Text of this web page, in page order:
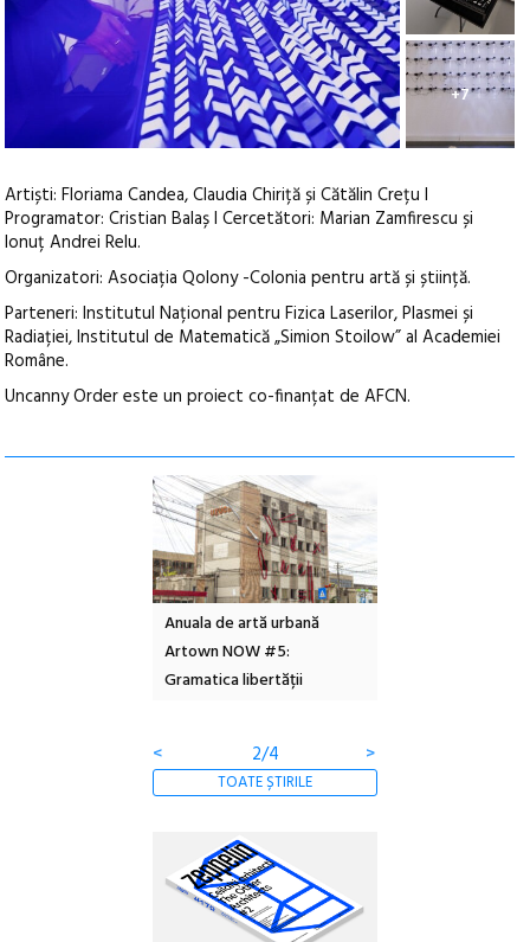
+7
Artiști: Floriama Candea, Claudia Chiriță și Cătălin Crețu I
Programator: Cristian Balaș I Cercetători: Marian Zamfirescu și
Ionuț Andrei Relu.
Organizatori: Asociația Qolony -Colonia pentru artă și știință.
Parteneri: Institutul Național pentru Fizica Laserilor, Plasmei și
Radiației, Institutul de Matematică „Simion Stoilow” al Academiei
Române.
Uncanny Order este un proiect co-finanțat de AFCN.
Anuala de artă urbană
Artown NOW #5:
Gramatica libertății
< 2/4 >
TOATE ȘTIRILE